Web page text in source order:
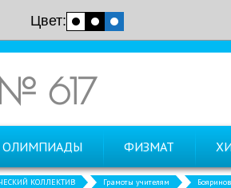
Цвет:
617
ОЛИМПИАДЫ ФИЗМАТ
КОЛЛЕКТИВ Грамоты учителям